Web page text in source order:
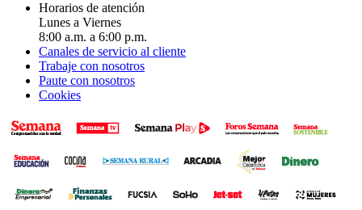
Horarios de atención
Lunes a Viernes
8:00 a.m. a 6:00 p.m.
Canales de servicio al cliente
Trabaje con nosotros
Paute con nosotros
Cookies